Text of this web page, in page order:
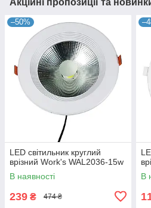
–50%
LED світильник круглий
врізний Work's WAL2036-15w
В наявності
239 ₴ 474 ₴
В